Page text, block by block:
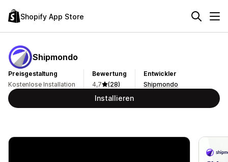
Shopify App Store
Shipmondo
Preisgestaltung
Kostenlose Installation
Bewertung
4,7
(28)
Entwickler
Shipmondo
Installieren